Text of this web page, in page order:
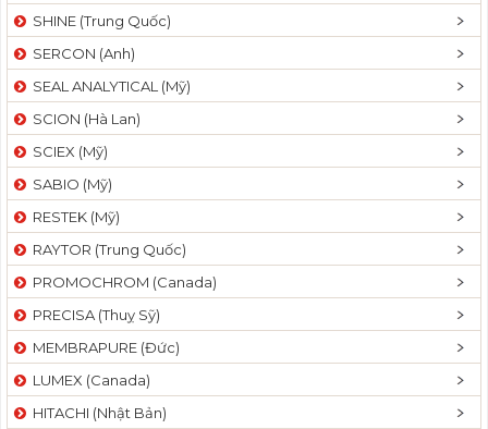
SHINE (Trung Quốc)
SERCON (Anh)
SEAL ANALYTICAL (Mỹ)
SCION (Hà Lan)
SCIEX (Mỹ)
SABIO (Mỹ)
RESTEK (Mỹ)
RAYTOR (Trung Quốc)
PROMOCHROM (Canada)
PRECISA (Thuỵ Sỹ)
MEMBRAPURE (Đức)
LUMEX (Canada)
HITACHI (Nhật Bản)